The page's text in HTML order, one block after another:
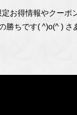
お得情報やクーポ
ちです( ^)o(^ )